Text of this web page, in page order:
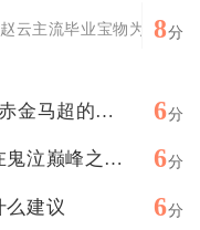
云主流毕业宝物为白虎
8分
如何在少年三国志2中提升赤金马超的品质 6分
有没有什么技巧可以帮助在鬼泣巅峰之战中刷开局卡 6分
么建议 6分